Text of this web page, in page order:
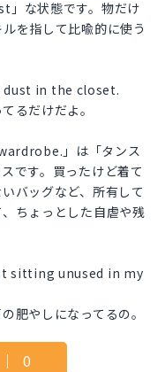
な状態です。物だけ
を指して比喩的に使う
in the closet.
るだけだよ。
」は「タンス
です。買ったけど着て
バッグなど、所有して
ちょっとした自虐や残
sitting unused in my
肥やしになってるの。
｜ 0